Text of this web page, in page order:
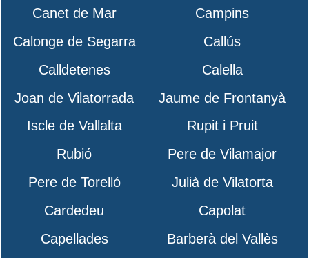
Canet de Mar
Campins
Calonge de Segarra
Callús
Calldetenes
Calella
Joan de Vilatorrada
Jaume de Frontanyà
Iscle de Vallalta
Rupit i Pruit
Rubió
Pere de Vilamajor
Pere de Torelló
Julià de Vilatorta
Cardedeu
Capolat
Capellades
Barberà del Vallès